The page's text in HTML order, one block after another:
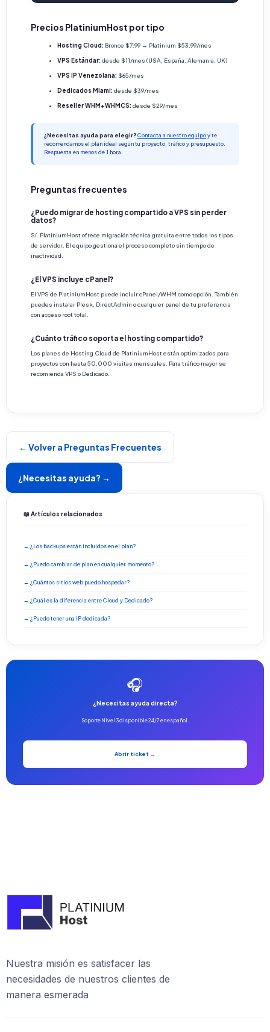
Precios PlatiniumHost por tipo
Hosting Cloud: Bronce $7.99 → Platinium $53.99/mes
VPS Estándar: desde $11/mes (USA, España, Alemania, UK)
VPS IP Venezolana: $65/mes
Dedicados Miami: desde $39/mes
Reseller WHM+WHMCS: desde $29/mes
¿Necesitas ayuda para elegir?Contacta a nuestro equipoy te
recomendamos el plan ideal según tu proyecto, tráfico y presupuesto.
Respuesta en menos de 1 hora.
Preguntas frecuentes
¿Puedo migrar de hosting compartido a VPS sin perder
datos?
Sí. PlatiniumHost ofrece migración técnica gratuita entre todos los tipos
de servidor. El equipo gestiona el proceso completo sin tiempo de
inactividad.
¿El VPS incluye cPanel?
El VPS de PlatiniumHost puede incluir cPanel/WHM como opción. También
puedes instalar Plesk, DirectAdmin o cualquier panel de tu preferencia
con acceso root total.
¿Cuánto tráfico soporta el hosting compartido?
Los planes de Hosting Cloud de PlatiniumHost están optimizados para
proyectos con hasta 50,000 visitas mensuales. Para tráfico mayor se
recomienda VPS o Dedicado.
← Volver a Preguntas Frecuentes
¿Necesitas ayuda? →
📖 Artículos relacionados
→ ¿Los backups están incluidos en el plan?
→ ¿Puedo cambiar de plan en cualquier momento?
→ ¿Cuántos sitios web puedo hospedar?
→ ¿Cuál es la diferencia entre Cloud y Dedicado?
→ ¿Puedo tener una IP dedicada?
🎧
¿Necesitas ayuda directa?
Soporte Nivel 3 disponible 24/7 en español.
Abrir ticket →
Nuestra misión es satisfacer las
necesidades de nuestros clientes de
manera esmerada